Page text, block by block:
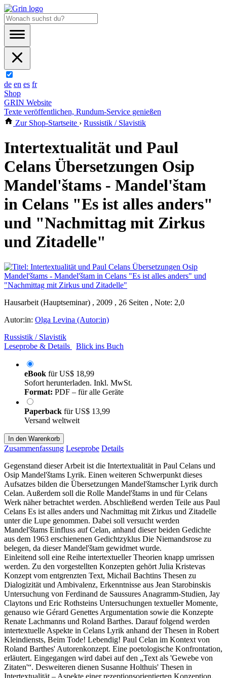
de en es fr
Shop
GRIN Website
Texte veröffentlichen, Rundum-Service genießen
Zur Shop-Startseite › Russistik / Slavistik
Intertextualität und Paul
Celans Übersetzungen Osip
Mandel'štams - Mandel'štam
in Celans "Es ist alles anders"
und "Nachmittag mit Zirkus
und Zitadelle"
Hausarbeit (Hauptseminar) , 2009 , 26 Seiten , Note: 2,0
Autor:in: Olga Levina (Autor:in)
Russistik / Slavistik
Leseprobe & Details
Blick ins Buch
eBook fürUS$ 18,99
Sofort herunterladen. Inkl. MwSt.
Format: PDF – für alle Geräte
Paperback fürUS$ 13,99
Versand weltweit
In den Warenkorb
Zusammenfassung Leseprobe Details
Gegenstand dieser Arbeit ist die Intertextualität in Paul Celans und
Osip Mandel'štams Lyrik. Einen weiteren Schwerpunkt dieses
Aufsatzes bilden die Übersetzungen Mandel'štamscher Lyrik durch
Celan. Außerdem soll die Rolle Mandel'štams in und für Celans
Werk näher betrachtet werden. Abschließend werden Teile aus Paul
Celans Es ist alles anders und Nachmittag mit Zirkus und Zitadelle
unter die Lupe genommen. Dabei soll versucht werden
Mandel'štams Einfluss auf Celan, anhand dieser beiden Gedichte
aus dem 1963 erschienenen Gedichtzyklus Die Niemandsrose zu
belegen, da dieser Mandel'štam gewidmet wurde.
Einleitend soll eine Reihe intertextueller Theorien knapp umrissen
werden. Zu den vorgestellten Konzepten gehört Julia Kristevas
Konzept vom entgrenzten Text, Michail Bachtins Thesen zu
Dialogizität und Ambivalenz, Erkenntnisse aus Jean Starobinskis
Untersuchung von Ferdinand de Saussures Anagramm-Studien, Jay
Claytons und Eric Rothsteins Untersuchungen textueller Momente,
genauso wie Gérard Genettes Argumentation sowie die Konzepte
Renate Lachmanns und Roland Barthes. Darauf folgend werden
intertextuelle Aspekte in Celans Lyrik anhand der Thesen in Robert
Kleindiensts, Beim Tode! Lebendig! Paul Celan im Kontext von
Roland Barthes' Autorenkonzept. Eine poetologische Konfrontation,
erläutert. Eingegangen wird dabei auf den „Text als 'Gewebe von
Zitaten'“. Desweiteren dienen Susanne Holthuis' Thesen in
Intertextualität – Aspekte einer rezeptionsorientierten Konzeption,